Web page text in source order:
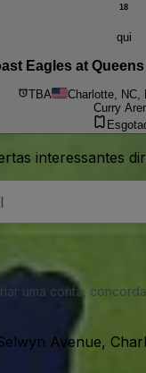
18
qui
Eagles at
TBA Charlotte, NC,
Curry
interessantes
uma conta,
Avenue,